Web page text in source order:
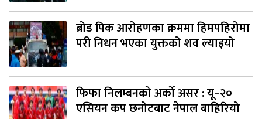
ब्रोड पिक आरोहणका क्रममा हिमपहिरोमा
परी निधन भएका युक्तको शव ल्याइयो
फिफा निलम्बनको अर्को असर : यू–२०
एसियन कप छनोटबाट नेपाल बाहिरियो